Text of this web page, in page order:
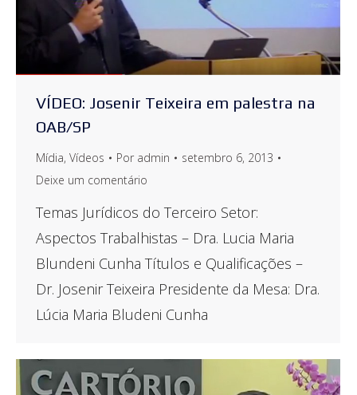
VÍDEO: Josenir Teixeira em palestra na
OAB/SP
Mídia, Vídeos Por admin
setembro 6, 2013
Deixe um comentário
Temas Jurídicos do Terceiro Setor:
Aspectos Trabalhistas – Dra. Lucia Maria
Blundeni Cunha Títulos e Qualificações –
Dr. Josenir Teixeira Presidente da Mesa: Dra.
Lúcia Maria Bludeni Cunha